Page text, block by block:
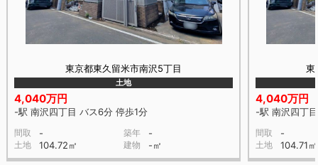
東京都東久留米市南沢5丁目
土地
4,040万円
-駅 南沢四丁目 バス6分 停歩1分
間取 - 築年 -
土地 104.72㎡ 建物 -㎡
東
4,040万円
-駅 南沢四丁
間取 -
土地 104.71㎡